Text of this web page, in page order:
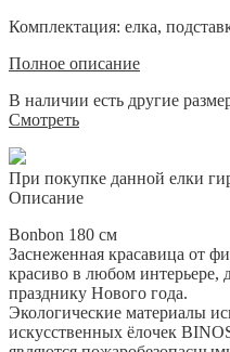
Комплектация: елка,
Полное описание
В наличии есть другие
Смотреть
При покупке данной елки
Описание
Bonbon 180 см
Заснеженная красавица от
красиво в любом интерьере,
празднику Нового года.
Экологические материалы
искусственных ёлочек